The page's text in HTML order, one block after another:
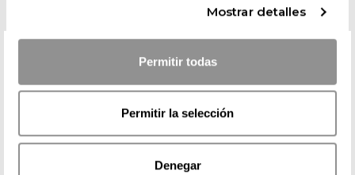
Mostrar detalles
Permitir todas
Permitir la selección
Denegar